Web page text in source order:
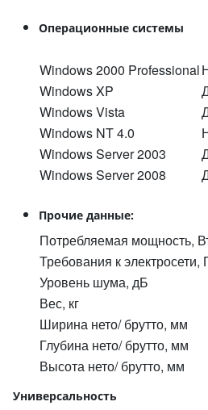
Операционные системы
Windows 2000 Professional
Windows XP
Windows Vista
Windows NT 4.0
Windows Server 2003
Windows Server 2008
Прочие данные:
Потребляемая мощность,
Требования к электросети,
Уровень шума, дБ
Вес, кг
Ширина нето/ брутто, мм
Глубина нето/ брутто, мм
Высота нето/ брутто, мм
Универсальность